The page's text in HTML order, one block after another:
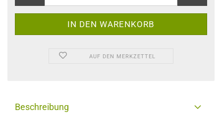
AUF DEN MERKZETTEL
Beschreibung